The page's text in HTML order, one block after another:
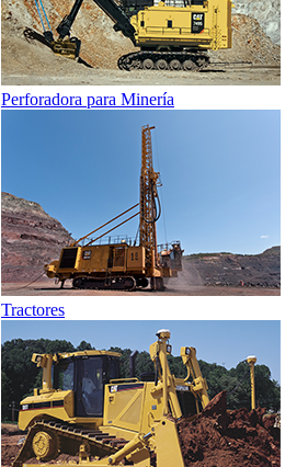
Perforadora para Minería
Tractores